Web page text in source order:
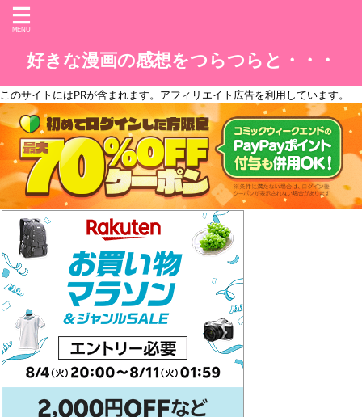
好きな漫画の感想をつらつらと・・・
このサイトにはPRが含まれます。アフィリエイト広告を利用しています。